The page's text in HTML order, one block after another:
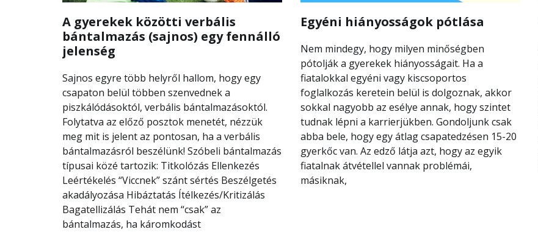
A gyerekek közötti verbális
bántalmazás (sajnos) egy fennálló
jelenség
Sajnos egyre több helyről hallom, hogy egy
csapaton belül többen szenvednek a
piszkálódásoktól, verbális bántalmazásoktól.
Folytatva az előző posztok menetét, nézzük
meg mit is jelent az pontosan, ha a verbális
bántalmazásról beszélünk! Szóbeli bántalmazás
típusai közé tartozik: Titkolózás Ellenkezés
Leértékelés “Viccnek” szánt sértés Beszélgetés
akadályozása Hibáztatás Ítélkezés/Kritizálás
Bagatellizálás Tehát nem “csak” az
bántalmazás, ha káromkodást
Egyéni hiányosságok pótlása
Nem mindegy, hogy milyen minőségben
pótolják a gyerekek hiányosságait. Ha a
fiatalokkal egyéni vagy kiscsoportos
foglalkozás keretein belül is dolgoznak, akkor
sokkal nagyobb az esélye annak, hogy szintet
tudnak lépni a karrierjükben. Gondoljunk csak
abba bele, hogy egy átlag csapatedzésen 15-20
gyerkőc van. Az edző látja azt, hogy az egyik
fiatalnak átvétellel vannak problémái,
másiknak,